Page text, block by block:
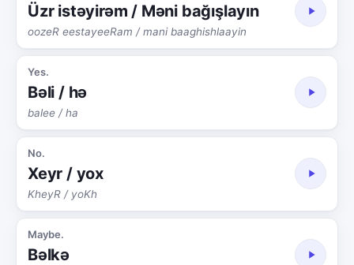
Üzr istəyirəm / Məni bağışlayın
oozeR eestayeeRam / mani baaghishlaayin
Yes.
Bəli / hə
balee / ha
No.
Xeyr / yox
KheyR / yoKh
Maybe.
Bəlkə